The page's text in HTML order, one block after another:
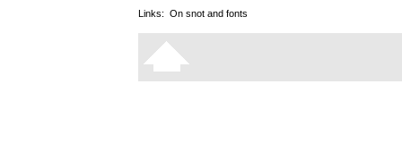
Links: On snot and fonts